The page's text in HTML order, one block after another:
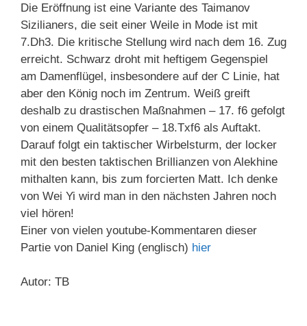
Die Eröffnung ist eine Variante des Taimanov
Sizilianers, die seit einer Weile in Mode ist mit
7.Dh3. Die kritische Stellung wird nach dem 16. Zug
erreicht. Schwarz droht mit heftigem Gegenspiel
am Damenflügel, insbesondere auf der C Linie, hat
aber den König noch im Zentrum. Weiß greift
deshalb zu drastischen Maßnahmen – 17. f6 gefolgt
von einem Qualitätsopfer – 18.Txf6 als Auftakt.
Darauf folgt ein taktischer Wirbelsturm, der locker
mit den besten taktischen Brillianzen von Alekhine
mithalten kann, bis zum forcierten Matt. Ich denke
von Wei Yi wird man in den nächsten Jahren noch
viel hören!
Einer von vielen youtube-Kommentaren dieser
Partie von Daniel King (englisch) hier
Autor: TB